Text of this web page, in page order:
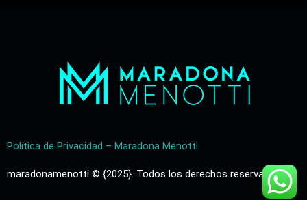
Política de Privacidad – Maradona Menotti
maradonamenotti © {2025}. Todos los derechos reservados.